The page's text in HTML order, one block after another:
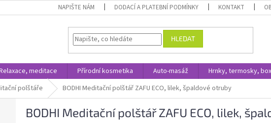
NAPIŠTE NÁM DODACÍ A PLATEBNÍ PODMÍNKY KONTAKT
HLEDAT
meditace Přírodní kosmetika Auto-masáž Hrnky, termosky,
polštáře BODHI Meditační polštář ZAFU ECO, lilek, špaldové otruby
BODHI Meditační polštář ZAFU ECO, lilek,